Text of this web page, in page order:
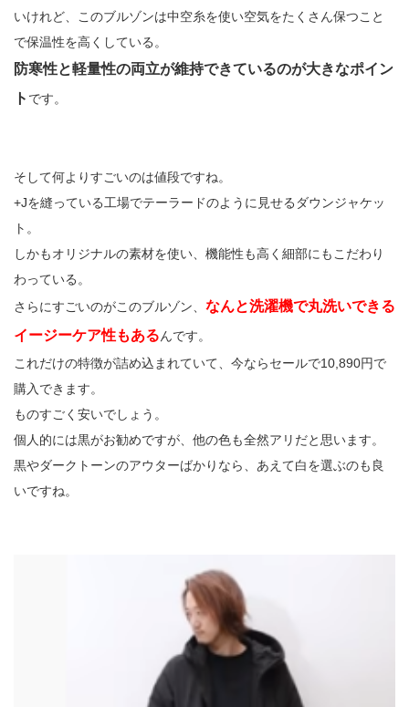
いけれど、このブルゾンは中空糸を使い空気をたくさん保つこと
で保温性を高くしている。
防寒性と軽量性の両立が維持できているのが大きなポイン
ト です。
そして何よりすごいのは値段ですね。
+Jを縫っている工場でテーラードのように見せるダウンジャケッ
ト。
しかもオリジナルの素材を使い、機能性も高く細部にもこだわり
わっている。
さらにすごいのがこのブルゾン、 なんと洗濯機で丸洗いできる
イージーケア性もあるんです。
これだけの特徴が詰め込まれていて、今ならセールで10,890円で
購入できます。
ものすごく安いでしょう。
個人的には黒がお勧めですが、他の色も全然アリだと思います。
黒やダークトーンのアウターばかりなら、あえて白を選ぶのも良
いですね。